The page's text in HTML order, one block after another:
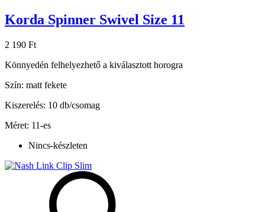
Korda Spinner Swivel Size 11
2 190 Ft
Könnyedén felhelyezhető a kiválasztott horogra
Szín: matt fekete
Kiszerelés: 10 db/csomag
Méret: 11-es
Nincs-készleten